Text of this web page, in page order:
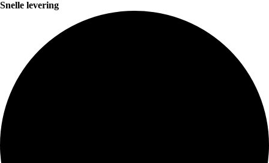
Snelle levering